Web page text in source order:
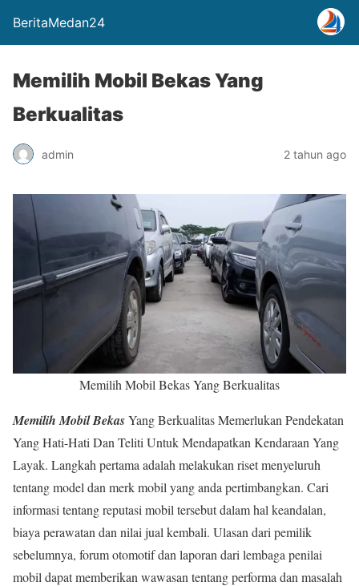
BeritaMedan24
Memilih Mobil Bekas Yang
Berkualitas
admin 2 tahun ago
Memilih Mobil Bekas Yang Berkualitas
Memilih MobilBekasYang Berkualitas Memerlukan Pendekatan
Yang Hati-Hati Dan Teliti Untuk Mendapatkan Kendaraan Yang
Layak. Langkah pertama adalah melakukan riset menyeluruh
tentang model dan merk mobil yang anda pertimbangkan. Cari
informasi tentang reputasi mobil tersebut dalam hal keandalan,
biaya perawatan dan nilai jual kembali. Ulasan dari pemilik
sebelumnya, forum otomotif dan laporan dari lembaga penilai
mobil dapat memberikan wawasan tentang performa dan masalah